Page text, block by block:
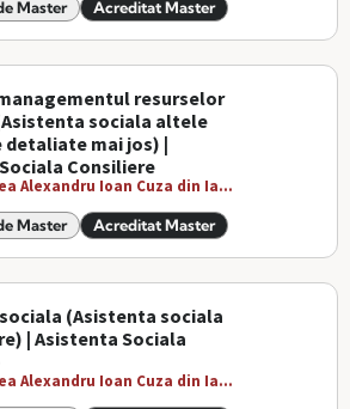
Master Acreditat Master
resurselor
sociala altele
detaliate mai jos) |
Consiliere
Alexandru Ioan Cuza din Ia...
Master Acreditat Master
(Asistenta sociala
| Asistenta Sociala
Alexandru Ioan Cuza din Ia...